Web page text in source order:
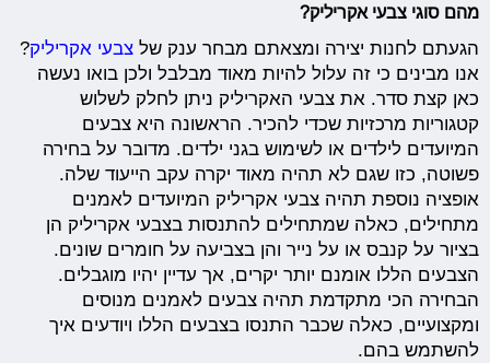
מהם סוגי צבעי אקריליק?
הגעתם לחנות יצירה ומצאתם מבחר ענק שלצבעי אקריליק?
אנו מבינים כי זה עלול להיות מאוד מבלבל ולכן בואו נעשה
כאן קצת סדר. את צבעי האקריליק ניתן לחלק לשלוש
קטגוריות מרכזיות שכדי להכיר. הראשונה היא צבעים
המיועדים לילדים או לשימוש בגני ילדים. מדובר על בחירה
פשוטה, כזו שגם לא תהיה מאוד יקרה עקב הייעוד שלה.
אופציה נוספת תהיה צבעי אקריליק המיועדים לאמנים
מתחילים, כאלה שמתחילים להתנסות בצבעי אקריליק הן
בציור על קנבס או על נייר והן בצביעה על חומרים שונים.
הצבעים הללו אומנם יותר יקרים, אך עדיין יהיו מוגבלים.
הבחירה הכי מתקדמת תהיה צבעים לאמנים מנוסים
ומקצועיים, כאלה שכבר התנסו בצבעים הללו ויודעים איך
להשתמש בהם.